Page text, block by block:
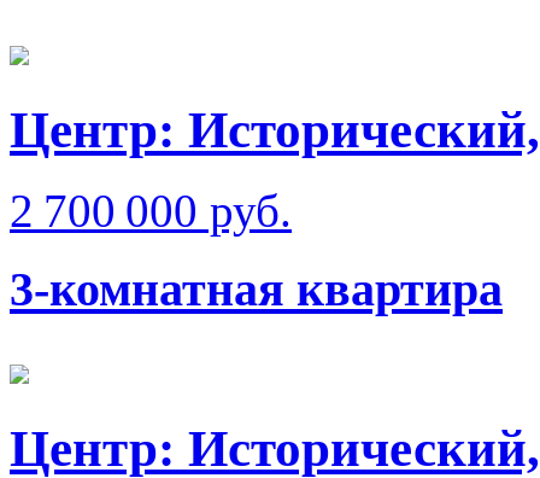
Центр:
2 700 000 руб.
3-комнатная квартира
Центр: